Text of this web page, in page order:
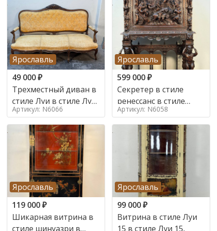
Ярославль
49 000₽
Трехместный диван в
стиле Луи в стиле Луи
16,
Артикул: N6066
Ярославль
599 000₽
Секретер в стиле
ренессанс в стиле
ренессанс, 19 век
Артикул: N6058
Ярославль
119 000₽
Шикарная витрина в
стиле шинуазри в
Ярославль
99 000₽
Витрина в стиле Луи
15 в стиле Луи 15,